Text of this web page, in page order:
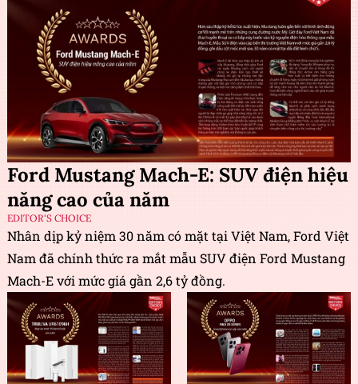
Ford Mustang Mach-E: SUV điện hiệu
năng cao của năm
EDITOR'S CHOICE
Nhân dịp kỷ niệm 30 năm có mặt tại Việt Nam, Ford Việt
Nam đã chính thức ra mắt mẫu SUV điện Ford Mustang
Mach-E với mức giá gần 2,6 tỷ đồng.